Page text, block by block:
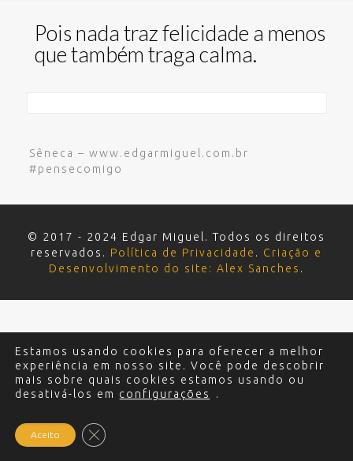
Pois nada traz felicidade a menos
que também traga calma.
Sêneca – www.edgarmiguel.com.br
#pensecomigo
© 2017 - 2024 Edgar Miguel. Todos os direitos
reservados. Política de Privacidade . Criação e
Desenvolvimento do site: Alex Sanches .
Estamos usando cookies para oferecer a melhor
experiência em nosso site. Você pode descobrir
mais sobre quais cookies estamos usando ou
desativá-los em configurações .
Aceito Close GDPR Cookie Banner